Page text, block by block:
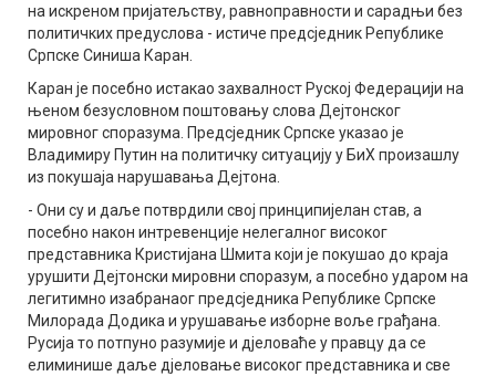
на искреном пријатељству, равноправности и сарадњи без
политичких предуслова - истиче предсједник Републике
Српске Синиша Каран.
Каран је посебно истакао захвалност Руској Федерацији на
њеном безусловном поштовању слова Дејтонског
мировног споразума. Предсједник Српске указао је
Владимиру Путин на политичку ситуацију у БиХ произашлу
из покушаја нарушавања Дејтона.
- Они су и даље потврдили свој принципијелан став, а
посебно након интревенције нелегалног високог
представника Кристијана Шмита који је покушао до краја
урушити Дејтонски мировни споразум, а посебно ударом на
легитимно изабранаог предсједника Републике Српске
Милорада Додика и урушавање изборне воље грађана.
Русија то потпуно разумије и дјеловаће у правцу да се
елиминише даље дјеловање високог представника и све